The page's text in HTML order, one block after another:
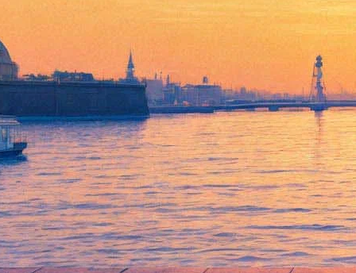
Версия для печати
Режиссёр Глеб Панфилов («Васса», «Мать», «В круге
первом») приступил к съемкам фильма по повести «Один
день Ивана Денисовича». Премьера картины, где Панфилов
выступил также и сценаристом, намечена на май 2020 года.
Об этом сообщает сайт телеканала«Россия», по заказу
которого и ведутся съемки. Главную роль исполнит Филипп
Янковский.
Как можно понять из описания фильма, Панфилов будет
вольно интерпретировать сюжет классика. «Он дописывает